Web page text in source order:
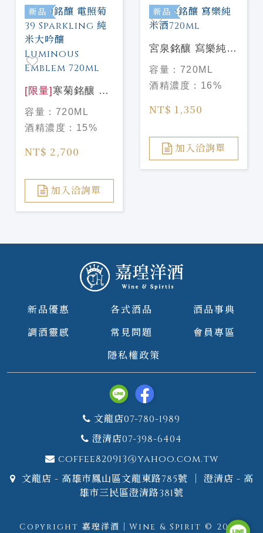
新品
[限量] 寒菊銘釀 電
照菊 39 Sparkling
純米大吟釀
Luminous
Emblem 720ml
容量： 720ML
酒精濃度： 15%
NT$ 2,700
加入洽詢單
新品
宮泉銘釀 寫樂純米
酒720ml
容量： 720ML
酒精濃度： 16%
NT$ 1,350
加入洽詢單
新品優惠 各式酒品
酒品事典
調酒靈感
常見問題
會員專區
隱私權政策
文龍店07-780-1989
澄清店07-398-6404
coffee820913@yahoo.com.tw
文龍店 - 高雄市鳳山區文龍東路785號 ｜ 澄清店 - 高
雄市三民區澄清路381號
Copyright 嘉瑝洋酒｜Wine & Spirit © 2026.